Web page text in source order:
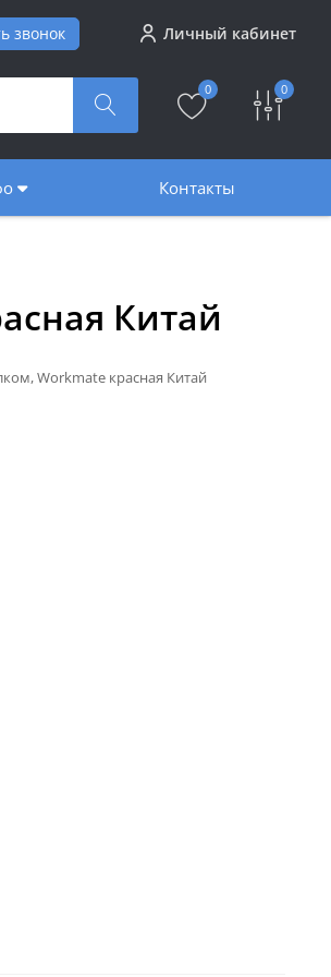
звонок Личный кабинет
0 0
Контакты
Китай
Workmate красная Китай